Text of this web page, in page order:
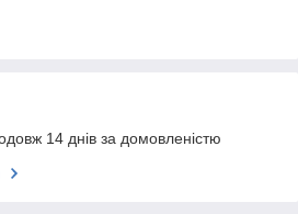
14 днів за домовленістю